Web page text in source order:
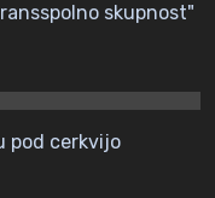
skupnost"
pod cerkvijo